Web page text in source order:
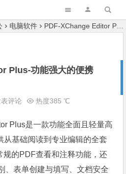
电脑软件 PDF-XChange Editor Plus-功能强大的便携PDF编辑器
Plus-功能强大的便携
评论 热度385 ℃
Plus是一款功能全面且轻量高
从基础阅读到专业编辑的全套
规的PDF查看和注释功能，还
、表单创建与填写、文档安全